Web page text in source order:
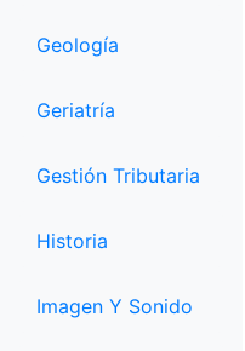
Geología
Geriatría
Gestión Tributaria
Historia
Imagen Y Sonido